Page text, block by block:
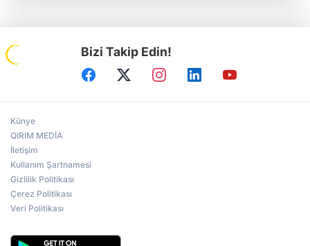
Bizi Takip Edin!
Künye
QIRIM MEDİA
İletişim
Kullanım Şartnamesi
Gizlilik Politikası
Çerez Politikası
Veri Politikası